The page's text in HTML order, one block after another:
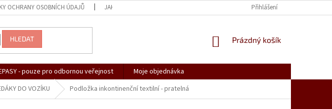
OCHRANY OSOBNÍCH ÚDAJŮ JAK NAKUPOVAT REKLAMACE, VRÁCENÍ ZBOŽÍ
Přihlášení
HLEDAT
NÁKUPNÍ
Prázdný košík
- pouze pro odbornou veřejnost
Moje objednávka
DO VOZÍKU Podložka inkontinenční textilní - pratelná